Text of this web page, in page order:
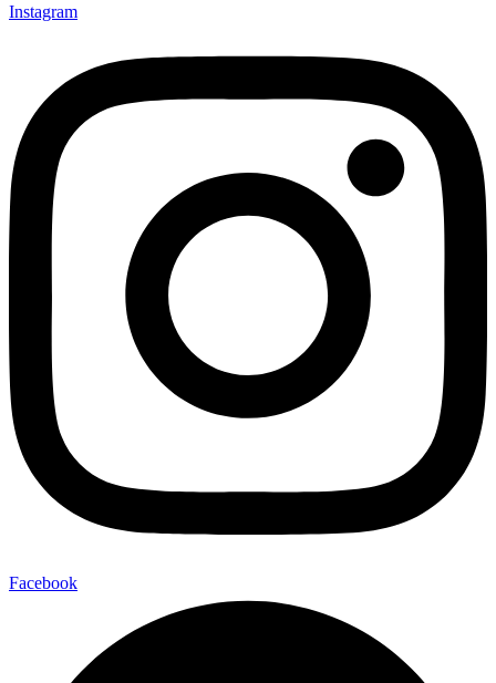
Instagram
Facebook